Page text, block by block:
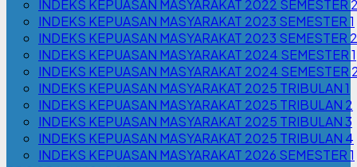
INDEKS KEPUASAN MASYARAKAT 2022 SEMESTER
INDEKS KEPUASAN MASYARAKAT 2023 SEMESTER 1
INDEKS KEPUASAN MASYARAKAT 2023 SEMESTER 2
INDEKS KEPUASAN MASYARAKAT 2024 SEMESTER 1
INDEKS KEPUASAN MASYARAKAT 2024 SEMESTER
INDEKS KEPUASAN MASYARAKAT 2025 TRIBULAN 1
INDEKS KEPUASAN MASYARAKAT 2025 TRIBULAN 2
INDEKS KEPUASAN MASYARAKAT 2025 TRIBULAN 3
INDEKS KEPUASAN MASYARAKAT 2025 TRIBULAN 4
INDEKS KEPUASAN MASYARAKAT 2026 SEMESTER 1